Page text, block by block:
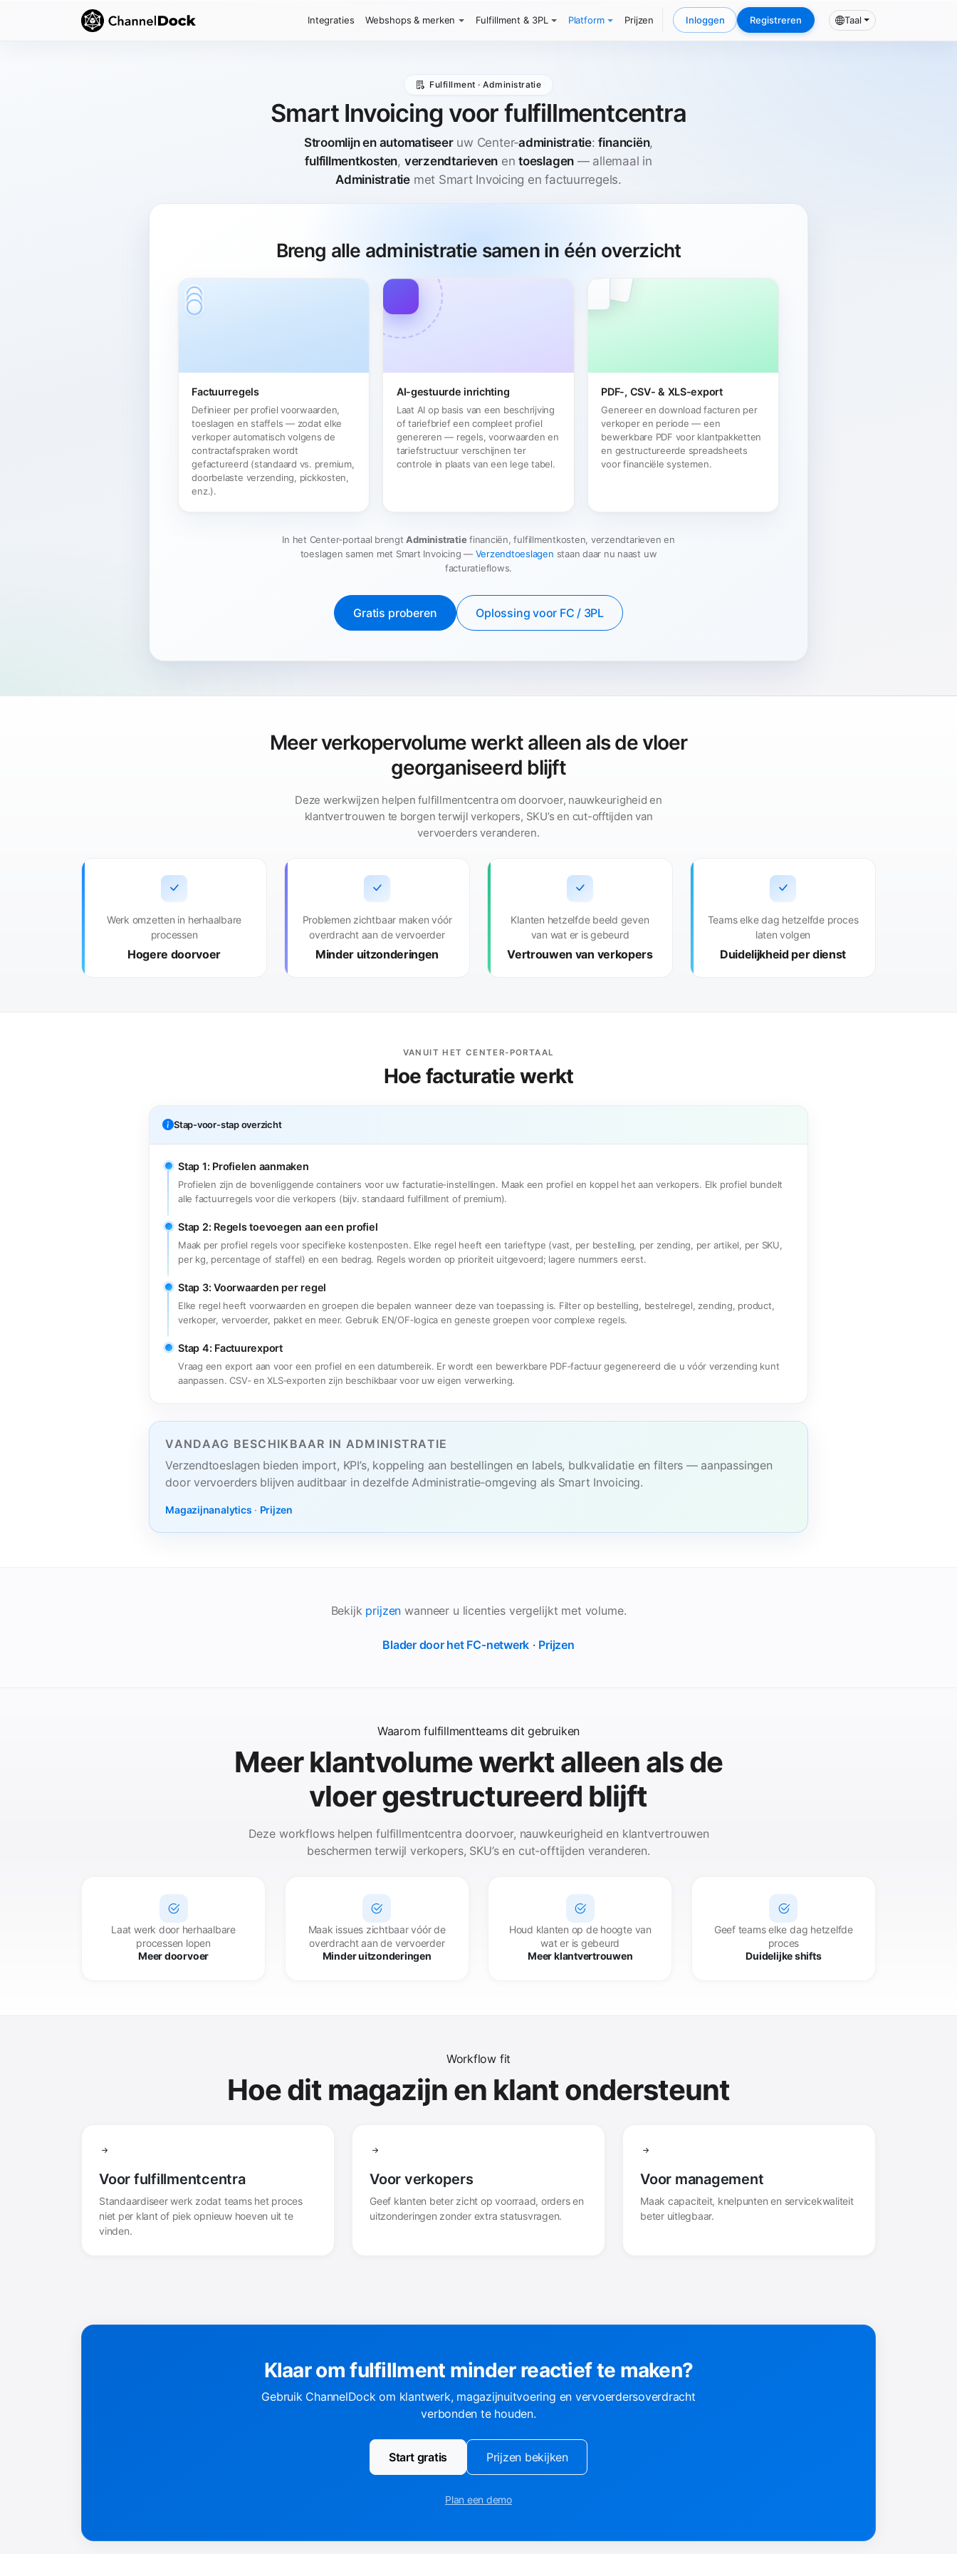
Integraties Webshops & merken Fulfillment & 3PL Platform Prijzen Inloggen Registreren Taal
Fulfillment · Administratie
Smart Invoicing voor fulfillmentcentra
Stroomlijn en automatiseeruw Center‑administratie:financiën,
fulfillmentkosten, verzendtarieven entoeslagen — allemaal in
Administratie met Smart Invoicing en factuurregels.
Breng alle administratie samen in één overzicht
Factuurregels
Definieer per profiel voorwaarden,
toeslagen en staffels — zodat elke
verkoper automatisch volgens de
contractafspraken wordt
gefactureerd (standaard vs. premium,
doorbelaste verzending, pickkosten,
enz.).
AI-gestuurde inrichting
Laat AI op basis van een beschrijving
of tariefbrief een compleet profiel
genereren — regels, voorwaarden en
tariefstructuur verschijnen ter
controle in plaats van een lege tabel.
PDF-, CSV- & XLS-export
Genereer en download facturen per
verkoper en periode — een
bewerkbare PDF voor klantpakketten
en gestructureerde spreadsheets
voor financiële systemen.
In het Center‑portaal brengtAdministratiefinanciën, fulfillmentkosten, verzendtarieven en
toeslagen samen met Smart Invoicing — Verzendtoeslagen staan daar nu naast uw
facturatieflows.
Gratis proberen Oplossing voor FC / 3PL
Meer verkopervolume werkt alleen als de vloer
georganiseerd blijft
Deze werkwijzen helpen fulfillmentcentra om doorvoer, nauwkeurigheid en
klantvertrouwen te borgen terwijl verkopers, SKU’s en cut-offtijden van
vervoerders veranderen.
Werk omzetten in herhaalbare
processen
Hogere doorvoer
Problemen zichtbaar maken vóór
overdracht aan de vervoerder
Minder uitzonderingen
Klanten hetzelfde beeld geven
van wat er is gebeurd
Vertrouwen van verkopers
Teams elke dag hetzelfde proces
laten volgen
Duidelijkheid per dienst
VANUIT HET CENTER-PORTAAL
Hoe facturatie werkt
Stap-voor-stap overzicht
Stap 1: Profielen aanmaken
Profielen zijn de bovenliggende containers voor uw facturatie‑instellingen. Maak een profiel en koppel het aan verkopers. Elk profiel bundelt
alle factuurregels voor die verkopers (bijv. standaard fulfillment of premium).
Stap 2: Regels toevoegen aan een profiel
Maak per profiel regels voor specifieke kostenposten. Elke regel heeft een tarieftype (vast, per bestelling, per zending, per artikel, per SKU,
per kg, percentage of staffel) en een bedrag. Regels worden op prioriteit uitgevoerd; lagere nummers eerst.
Stap 3: Voorwaarden per regel
Elke regel heeft voorwaarden en groepen die bepalen wanneer deze van toepassing is. Filter op bestelling, bestelregel, zending, product,
verkoper, vervoerder, pakket en meer. Gebruik EN/OF‑logica en geneste groepen voor complexe regels.
Stap 4: Factuurexport
Vraag een export aan voor een profiel en een datumbereik. Er wordt een bewerkbare PDF‑factuur gegenereerd die u vóór verzending kunt
aanpassen. CSV‑ en XLS‑exporten zijn beschikbaar voor uw eigen verwerking.
VANDAAG BESCHIKBAAR IN ADMINISTRATIE
Verzendtoeslagen bieden import, KPI’s, koppeling aan bestellingen en labels, bulkvalidatie en filters — aanpassingen
door vervoerders blijven auditbaar in dezelfde Administratie‑omgeving als Smart Invoicing.
Magazijnanalytics · Prijzen
Bekijk prijzen wanneer u licenties vergelijkt met volume.
Blader door het FC‑netwerk · Prijzen
Waarom fulfillmentteams dit gebruiken
Meer klantvolume werkt alleen als de
vloer gestructureerd blijft
Deze workflows helpen fulfillmentcentra doorvoer, nauwkeurigheid en klantvertrouwen
beschermen terwijl verkopers, SKU’s en cut-offtijden veranderen.
Laat werk door herhaalbare
processen lopen
Meer doorvoer
Maak issues zichtbaar vóór de
overdracht aan de vervoerder
Minder uitzonderingen
Houd klanten op de hoogte van
wat er is gebeurd
Meer klantvertrouwen
Geef teams elke dag hetzelfde
proces
Duidelijke shifts
Workflow fit
Hoe dit magazijn en klant ondersteunt
Voor fulfillmentcentra
Standaardiseer werk zodat teams het proces
niet per klant of piek opnieuw hoeven uit te
vinden.
Voor verkopers
Geef klanten beter zicht op voorraad, orders en
uitzonderingen zonder extra statusvragen.
Voor management
Maak capaciteit, knelpunten en servicekwaliteit
beter uitlegbaar.
Klaar om fulfillment minder reactief te maken?
Gebruik ChannelDock om klantwerk, magazijnuitvoering en vervoerdersoverdracht
verbonden te houden.
Start gratis Prijzen bekijken
Plan een demo